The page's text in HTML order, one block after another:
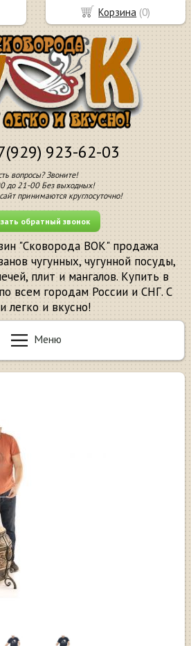
923-62-03
вопросы? Звоните!
до 21-00 Без выходных!
принимаются круглосуточно!
обратный звонок
"Сковорода ВОК" продажа
чугунных, чугунной посуды,
плит и мангалов. Купить в
всем городам России и СНГ. С
легко и вкусно!
Меню
Корзина (0)